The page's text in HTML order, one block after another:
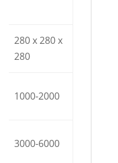
280 x 280 x
280
1000-2000
3000-6000